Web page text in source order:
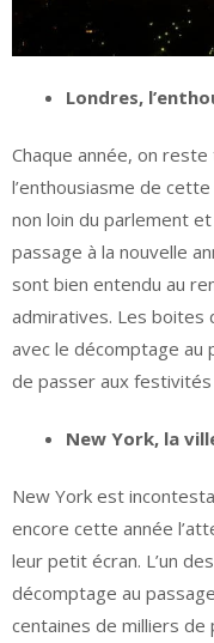
Londres,
Chaque année, on
l’enthousiasme de
non loin du parlement
passage à la nouvelle
sont bien entendu au
admiratives. Les boites
avec le décomptage au
de passer aux festivités
New York, la
New York est
encore cette année
leur petit écran. L’un
décomptage au
centaines de milliers